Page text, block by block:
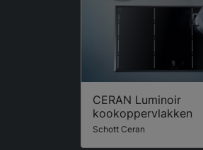
CERAN Luminoir
kookoppervlakken
Schott Ceran